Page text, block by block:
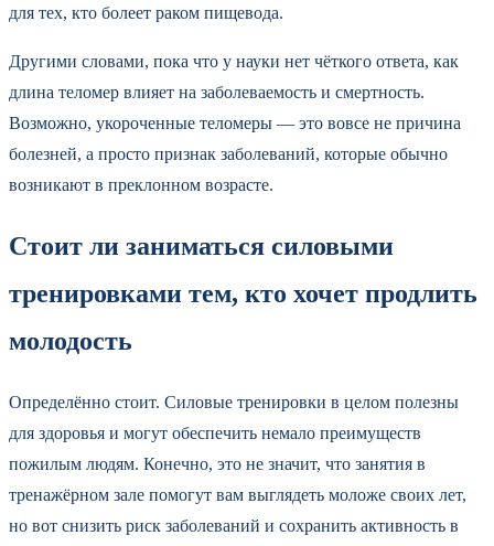
для тех, кто болеет раком пищевода.
Другими словами, пока что у науки нет чёткого ответа, как
длина теломер влияет на заболеваемость и смертность.
Возможно, укороченные теломеры — это вовсе не причина
болезней, а просто признак заболеваний, которые обычно
возникают в преклонном возрасте.
Стоит ли заниматься силовыми
тренировками тем, кто хочет продлить
молодость
Определённо стоит. Силовые тренировки в целом полезны
для здоровья и могут обеспечить немало преимуществ
пожилым людям. Конечно, это не значит, что занятия в
тренажёрном зале помогут вам выглядеть моложе своих лет,
но вот снизить риск заболеваний и сохранить активность в